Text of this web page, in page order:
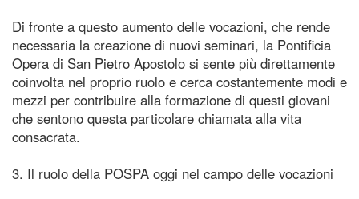
Di fronte a questo aumento delle vocazioni, che rende
necessaria la creazione di nuovi seminari, la Pontificia
Opera di San Pietro Apostolo si sente più direttamente
coinvolta nel proprio ruolo e cerca costantemente modi e
mezzi per contribuire alla formazione di questi giovani
che sentono questa particolare chiamata alla vita
consacrata.
3. Il ruolo della POSPA oggi nel campo delle vocazioni